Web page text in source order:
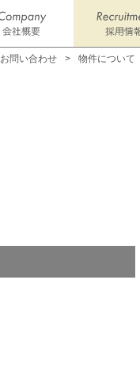
お問い合わせ 物件について